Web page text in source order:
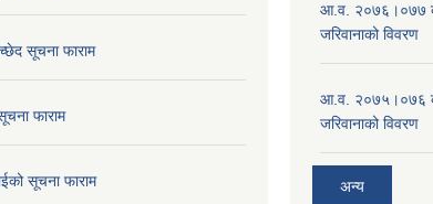
सूचना फाराम
फाराम
सूचना फाराम
आ.व. २०७६।०७७
जरिवानाको विवरण
आ.व. २०७५।०७६
जरिवानाको विवरण
अन्य